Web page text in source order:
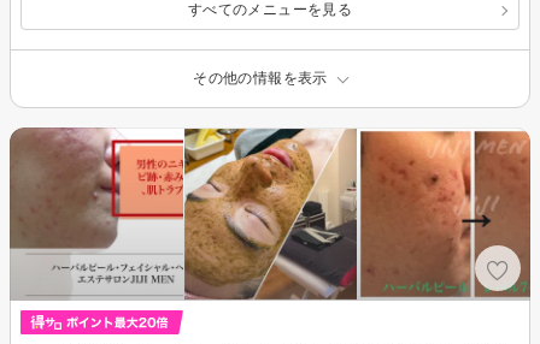
すべてのメニューを見る
その他の情報を表示